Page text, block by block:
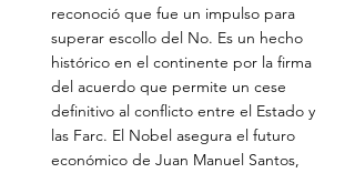
reconoció que fue un impulso para
superar escollo del No. Es un hecho
histórico en el continente por la firma
del acuerdo que permite un cese
definitivo al conflicto entre el Estado y
las Farc. El Nobel asegura el futuro
económico de Juan Manuel Santos,